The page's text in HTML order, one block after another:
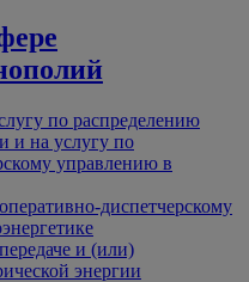
по распределению
и на услугу по
управлению в
диспетчерскому
и (или)
энергии